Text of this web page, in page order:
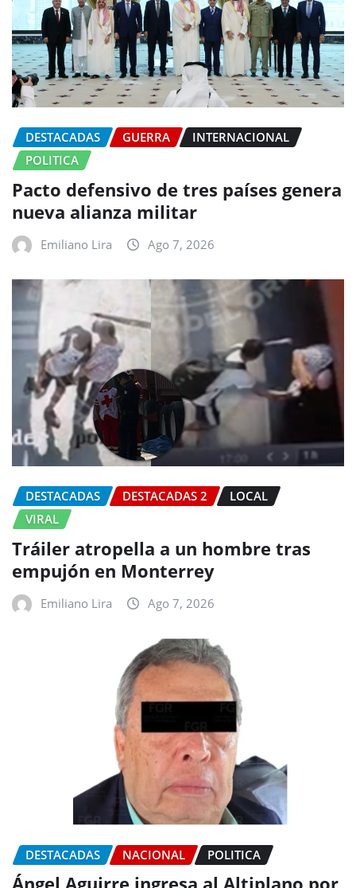
DESTACADAS GUERRA
INTERNACIONAL
POLITICA
Pacto defensivo de tres países genera
nueva alianza militar
Emiliano Lira Ago 7, 2026
DESTACADAS DESTACADAS 2
LOCAL
VIRAL
Tráiler atropella a un hombre tras
empujón en Monterrey
Emiliano Lira Ago 7, 2026
DESTACADAS NACIONAL POLITICA